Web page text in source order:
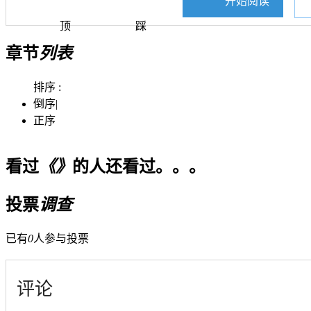
顶 踩
章节列表
排序 :
倒序|
正序
看过《》 的人还看过。。。
投票调查
已有0人参与投票
评论